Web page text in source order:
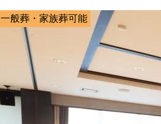
一般葬・家族葬可能